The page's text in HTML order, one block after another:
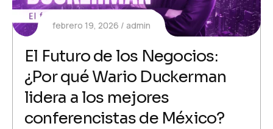
febrero 19, 2026 admin
El Futuro de los Negocios:
¿Por qué Wario Duckerman
lidera a los mejores
conferencistas de México?